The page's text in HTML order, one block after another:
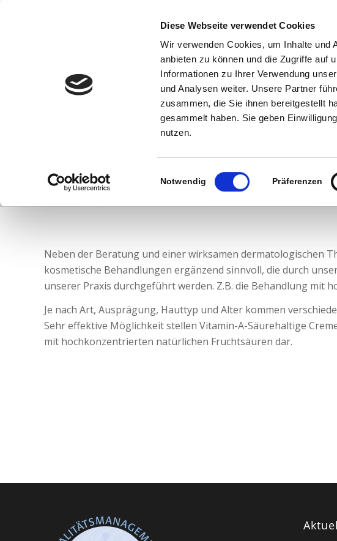
Diese Webseite verwendet Cookies
Wir verwenden Cookies, um Inhalte und
anbieten zu können und die Zugriffe auf
Informationen zu Ihrer Verwendung
und Analysen weiter. Unsere Partner
zusammen, die Sie ihnen bereitgestellt
gesammelt haben. Sie geben
nutzen.
Einwilligungsauswahl
Notwendig Präferenzen
&
Neben der Beratung und einer wirksamen dermatologischen
kosmetische Behandlungen ergänzend sinnvoll, die durch
unserer Praxis durchgeführt werden. Z.B. die Behandlung mit
Je nach Art, Ausprägung, Hauttyp und Alter kommen
Sehr effektive Möglichkeit stellen Vitamin-A-Säurehaltige
mit hochkonzentrierten natürlichen Fruchtsäuren dar.